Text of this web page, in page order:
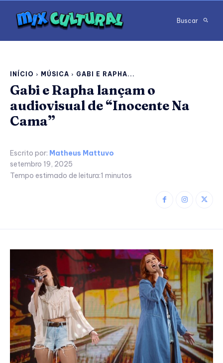
Buscar
INÍCIO MÚSICA GABI E RAPHA...
Gabi e Rapha lançam o
audiovisual de “Inocente Na
Cama”
Escrito por: Matheus Mattuvo
setembro 19, 2025
Tempo estimado de leitura:1 minutos